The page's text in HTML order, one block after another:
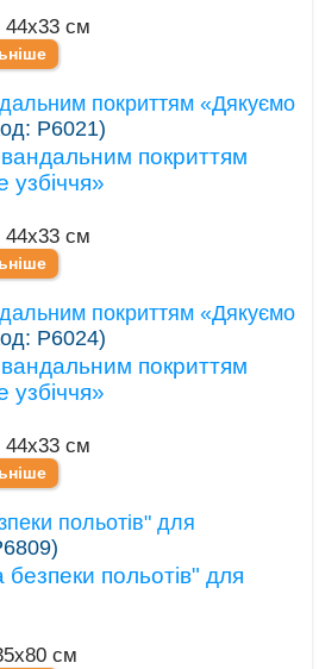
44х33 см
покриттям «Дякуємо
Р6021)
44х33 см
покриттям «Дякуємо
Р6024)
44х33 см
польотів" для
)
см